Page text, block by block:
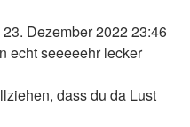
Dezember 2022 23:46
echt seeeeehr lecker
dass du da Lust